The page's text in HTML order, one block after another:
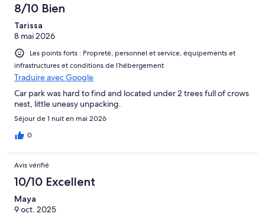
8/10 Bien
Tarissa
8 mai 2026
Les points forts : Propreté, personnel et service, équipements et
infrastructures et conditions de l’hébergement
Traduire avec Google
Car park was hard to find and located under 2 trees full of crows
nest, little uneasy unpacking.
Séjour de 1 nuit en mai 2026
0
Avis vérifié
10/10 Excellent
Maya
9 oct. 2025